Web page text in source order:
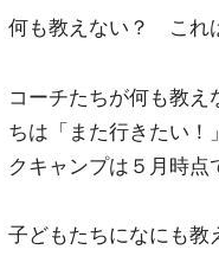
何も教えない？ これ
コーチたちが何も教
ちは「また行きたい！
クキャンプは５月時点
子どもたちになにも